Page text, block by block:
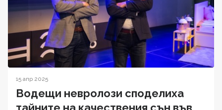
15 апр 2025
Водещи невролози споделиха